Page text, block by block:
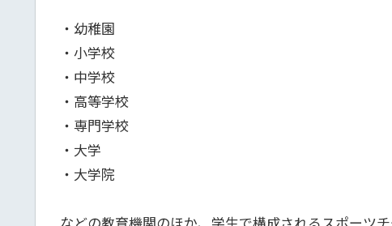
・幼稚園
・小学校
・中学校
・高等学校
・専門学校
・大学
・大学院